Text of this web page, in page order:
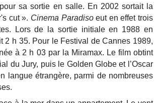
sa sortie en salle. En 2002 sortait la
cut ». Cinema Paradisoeut en effet trois
Lors de la sortie initiale en 1988 en
2 h 35. Pour le Festival de Cannes 1989,
à 2 h 03 par la Miramax. Le film obtint
du Jury, puis le Golden Globe et l’Oscar
langue étrangère, parmi de nombreuses